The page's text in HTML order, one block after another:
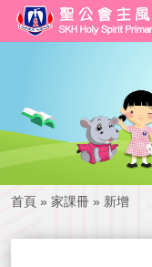
首頁 » 家課冊 » 新增